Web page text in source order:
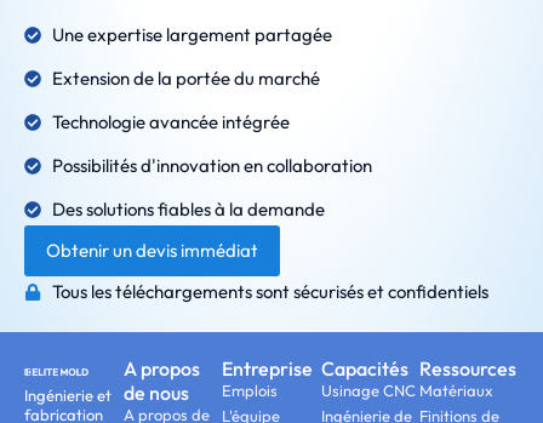
Une expertise largement partagée
Extension de la portée du marché
Technologie avancée intégrée
Possibilités d'innovation en collaboration
Des solutions fiables à la demande
Obtenir un devis immédiat
Tous les téléchargements sont sécurisés et confidentiels
Ingénierie et
fabrication
A propos
de nous
A propos de
Entreprise
Emplois
L'équipe
Capacités
Usinage CNC
Ingénierie de
Ressources
Matériaux
Finitions de